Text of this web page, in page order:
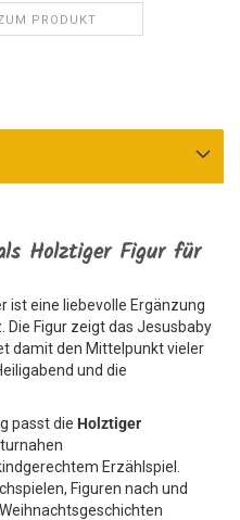
PRODUKT
Holztiger Figur für
ist eine liebevolle Ergänzung
Die Figur zeigt das Jesusbaby
damit den Mittelpunkt vieler
und die
passt die Holztiger
Erzählspiel.
Figuren nach und